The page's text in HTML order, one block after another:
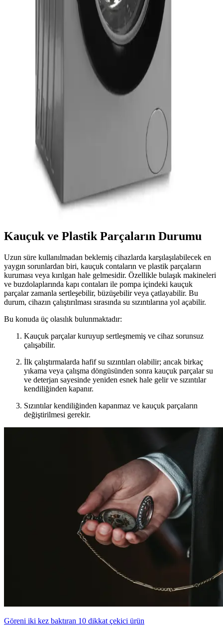
İkinci El Çamaşır Makinesi ve Kurutucu Alımında
Yaş, Fiyat ve Durum Değerlendirmesi
İkinci el çamaşır makinesi ve kurutucu alımında cihazların yaşı,
fiyatı, bakım durumu ve hijyenik koşulları önemlidir. Pazarlık
yaparak uygun fiyat bulunmalı, kötü durumda olan cihazlardan
Altus AL 404 Modeli Hakkında Güncel Bilgi ve
Elektronik Ürün Seçim Rehberi
Altus AL 404 modeli hakkında detaylı teknik bilgi bulunmamakla
birlikte, markanın genel ürünleri ve kullanıcı deneyimleri uygun
fiyatlı dayanıklı ev aletleri arayanlara yön gösteriyor.
Kampanyalı Çamaşır Makinesi Seçerken Dikkat
Edilmesi Gerekenler ve Avantajlar
Kampanyalı çamaşır makineleri, uygun fiyat ve gelişmiş özellikler
sunar. Enerji ve su tasarrufu sağlayan modeller arasından seçim
yaparak uzun vadeli avantajlar elde edin.
Kauçuk ve Plastik Parçaların Durumu
Uzun süre kullanılmadan beklemiş cihazlarda karşılaşılabilecek en
yaygın sorunlardan biri, kauçuk contaların ve plastik parçaların
kuruması veya kırılgan hale gelmesidir. Özellikle bulaşık makineleri
ve buzdolaplarında kapı contaları ile pompa içindeki kauçuk
parçalar zamanla sertleşebilir, büzüşebilir veya çatlayabilir. Bu
durum, cihazın çalıştırılması sırasında su sızıntılarına yol açabilir.
Bu konuda üç olasılık bulunmaktadır:
Kauçuk parçalar kuruyup sertleşmemiş ve cihaz sorunsuz
çalışabilir.
İlk çalıştırmalarda hafif su sızıntıları olabilir; ancak birkaç
yıkama veya çalışma döngüsünden sonra kauçuk parçalar su
ve deterjan sayesinde yeniden esnek hale gelir ve sızıntılar
kendiliğinden kapanır.
Sızıntılar kendiliğinden kapanmaz ve kauçuk parçaların
değiştirilmesi gerekir.
Göreni iki kez baktıran 10 dikkat çekici ürün